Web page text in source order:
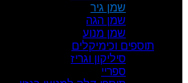
שמן גיר
שמן הגה
שמן מנוע
תוספים וכימיקלים
סיליקון וגריז
ספריי